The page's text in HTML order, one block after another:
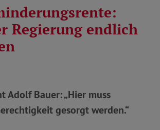
Regierung endlich
Adolf Bauer: „Hier muss
gesorgt werden.“